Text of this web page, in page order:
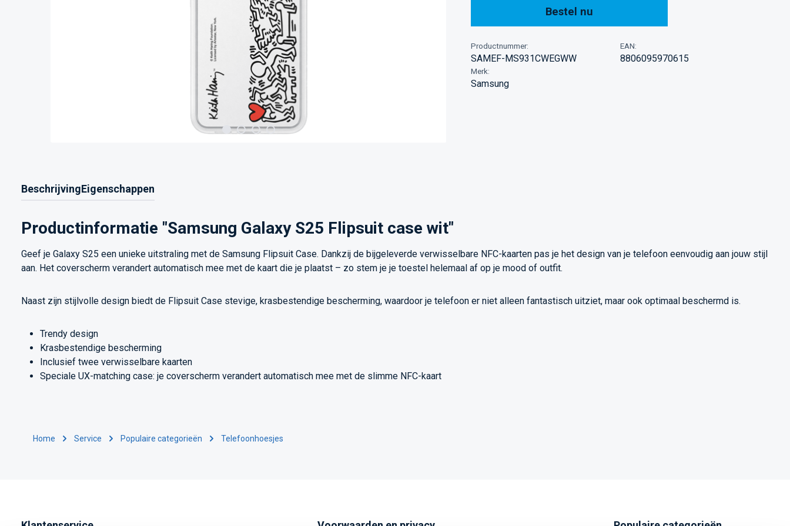
Bestel nu
Productnummer:
SAMEF-MS931CWEGWW
EAN:
8806095970615
Merk:
Samsung
BeschrijvingEigenschappen
Productinformatie "Samsung Galaxy S25 Flipsuit case wit"
Geef je Galaxy S25 een unieke uitstraling met de Samsung Flipsuit Case. Dankzij de bijgeleverde verwisselbare NFC-kaarten pas je het design van je telefoon eenvoudig aan jouw stijl
aan. Het coverscherm verandert automatisch mee met de kaart die je plaatst – zo stem je je toestel helemaal af op je mood of outfit.
Naast zijn stijlvolle design biedt de Flipsuit Case stevige, krasbestendige bescherming, waardoor je telefoon er niet alleen fantastisch uitziet, maar ook optimaal beschermd is.
Trendy design
Krasbestendige bescherming
Inclusief twee verwisselbare kaarten
Speciale UX-matching case: je coverscherm verandert automatisch mee met de slimme NFC-kaart
Home Service Populaire categorieën Telefoonhoesjes